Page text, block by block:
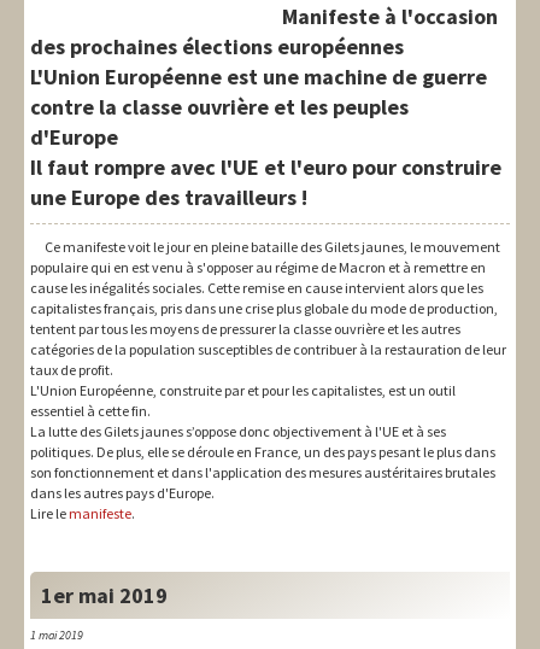
Manifeste à l'occasion
des prochaines élections européennes
L'Union Européenne est une machine de guerre
contre la classe ouvrière et les peuples
d'Europe
Il faut rompre avec l'UE et l'euro pour construire
une Europe des travailleurs !
Ce manifeste voit le jour en pleine bataille des Gilets jaunes, le mouvement
populaire qui en est venu à s'opposer au régime de Macron et à remettre en
cause les inégalités sociales. Cette remise en cause intervient alors que les
capitalistes français, pris dans une crise plus globale du mode de production,
tentent par tous les moyens de pressurer la classe ouvrière et les autres
catégories de la population susceptibles de contribuer à la restauration de leur
taux de profit.
L'Union Européenne, construite par et pour les capitalistes, est un outil
essentiel à cette fin.
La lutte des Gilets jaunes s’oppose donc objectivement à l'UE et à ses
politiques. De plus, elle se déroule en France, un des pays pesant le plus dans
son fonctionnement et dans l'application des mesures austéritaires brutales
dans les autres pays d'Europe.
Lire le manifeste.
1er mai 2019
1 mai 2019